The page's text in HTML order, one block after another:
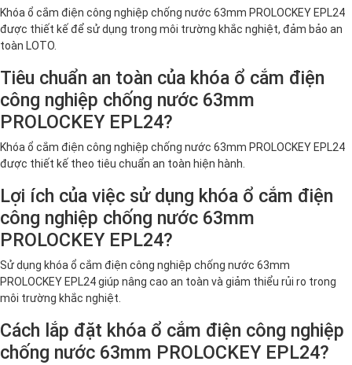
Khóa ổ cắm điện công nghiệp chống nước 63mm PROLOCKEY EPL24
được thiết kế để sử dụng trong môi trường khắc nghiệt, đảm bảo an
toàn LOTO.
Tiêu chuẩn an toàn của khóa ổ cắm điện
công nghiệp chống nước 63mm
PROLOCKEY EPL24?
Khóa ổ cắm điện công nghiệp chống nước 63mm PROLOCKEY EPL24
được thiết kế theo tiêu chuẩn an toàn hiện hành.
Lợi ích của việc sử dụng khóa ổ cắm điện
công nghiệp chống nước 63mm
PROLOCKEY EPL24?
Sử dụng khóa ổ cắm điện công nghiệp chống nước 63mm
PROLOCKEY EPL24 giúp nâng cao an toàn và giảm thiểu rủi ro trong
môi trường khắc nghiệt.
Cách lắp đặt khóa ổ cắm điện công nghiệp
chống nước 63mm PROLOCKEY EPL24?